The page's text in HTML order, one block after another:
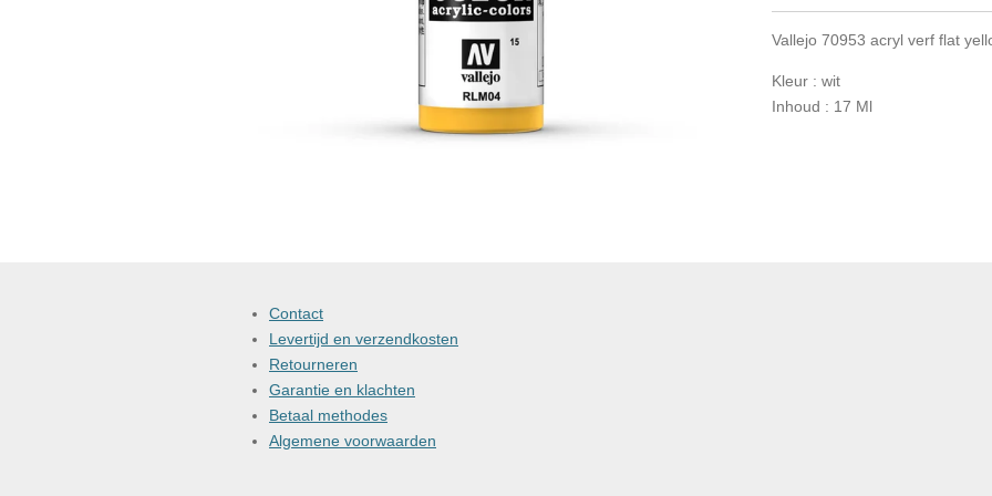
Vallejo 70953 acryl verf flat
Kleur : wit
Inhoud : 17 Ml
Contact
Levertijd en verzendkosten
Retourneren
Garantie en klachten
Betaal methodes
Algemene voorwaarden